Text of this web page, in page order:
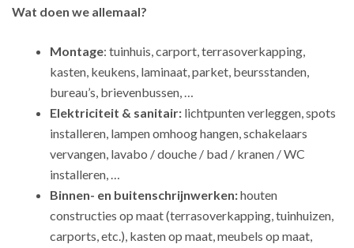
Wat doen we allemaal?
Montage: tuinhuis, carport, terrasoverkapping,
kasten, keukens, laminaat, parket, beursstanden,
bureau’s, brievenbussen, …
Elektriciteit & sanitair: lichtpunten verleggen, spots
installeren, lampen omhoog hangen, schakelaars
vervangen, lavabo / douche / bad / kranen / WC
installeren, …
Binnen- en buitenschrijnwerken:houten
constructies op maat (terrasoverkapping, tuinhuizen,
carports, etc.), kasten op maat, meubels op maat,